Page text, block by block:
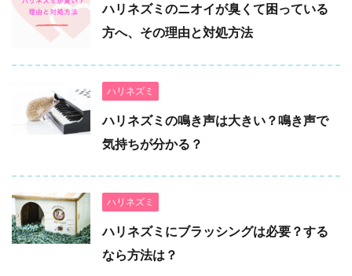
ハリネズミのニオイが臭くて困っている
方へ、その理由と対処方法
ハリネズミ
ハリネズミの鳴き声は大きい？鳴き声で
気持ちが分かる？
ハリネズミ
ハリネズミにブラッシングは必要？する
なら方法は？